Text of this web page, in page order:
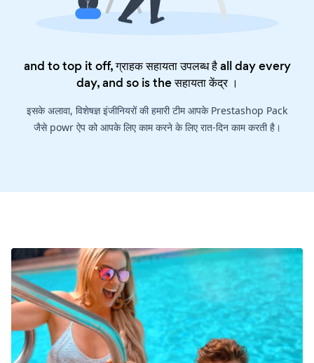
and to top it off, ग्राहक सहायता उपलब्ध है all day every
day, and so is theसहायता केंद्र।
इसके अलावा, विशेषज्ञ इंजीनियरों की हमारी टीम आपके Prestashop Pack
जैसे powr ऐप को आपके लिए काम करने के लिए रात-दिन काम करती है।